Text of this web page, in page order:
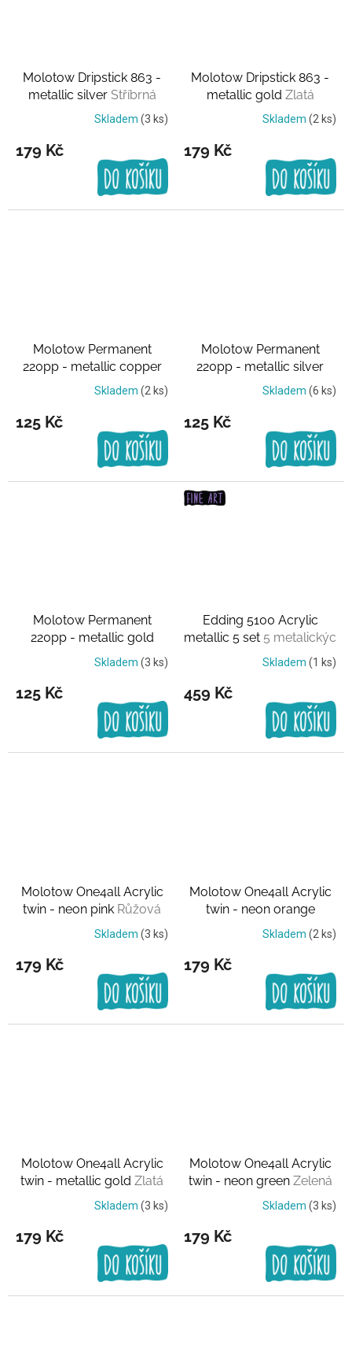
Molotow Dripstick 863 -
metallic silver Stříbrná
Skladem (3 ks)
179 Kč
Molotow Dripstick 863 -
metallic gold Zlatá
Skladem (2 ks)
179 Kč
Molotow Permanent
220pp - metallic copper
MěděnáSkladem (2 ks)
125 Kč
Molotow Permanent
220pp - metallic silver
StříbrnáSkladem (6 ks)
125 Kč
Molotow Permanent
220pp - metallic gold
ZlatáSkladem (3 ks)
125 Kč
Edding 5100 Acrylic
metallic 5 set 5 metalickýc
barevSkladem (1 ks)
459 Kč
Molotow One4all Acrylic
twin - neon pink Růžová
Skladem (3 ks)
179 Kč
Molotow One4all Acrylic
twin - neon orange
Skladem (2 ks)
179 Kč
Molotow One4all Acrylic
twin - metallic gold Zlatá
Skladem (3 ks)
179 Kč
Molotow One4all Acrylic
twin - neon green Zelená
Skladem (3 ks)
179 Kč